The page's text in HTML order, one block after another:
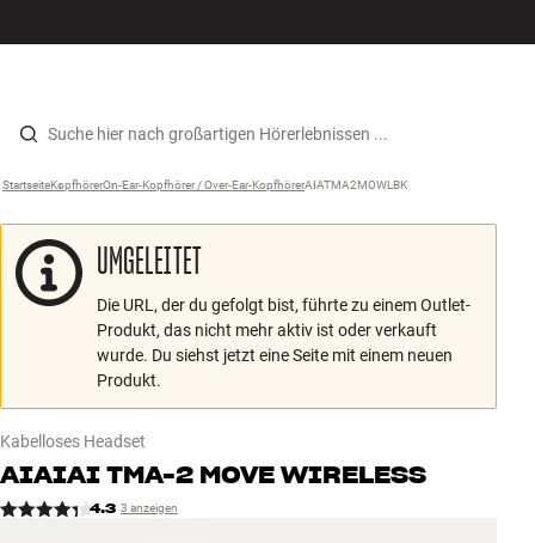
Zum Inhalt wechseln
Lautsprecher
Kopfhörer
Surround
Systeme
Kabel
Startseite ›
Kopfhörer ›
On-Ear-Kopfhörer / Over-Ear-Kopfhörer ›
AIATMA2MOWLBK
UMGELEITET
Die URL, der du gefolgt bist, führte zu einem Outlet-
Produkt, das nicht mehr aktiv ist oder verkauft
wurde. Du siehst jetzt eine Seite mit einem neuen
Produkt.
Kabelloses Headset
AIAIAITMA-2 MOVE WIRELESS
4.3 3 anzeigen